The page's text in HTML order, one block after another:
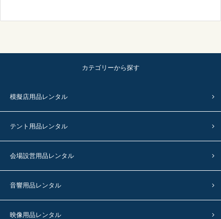
カテゴリーから探す
模擬店用品レンタル
テント用品レンタル
会場設営用品レンタル
音響用品レンタル
映像用品レンタル